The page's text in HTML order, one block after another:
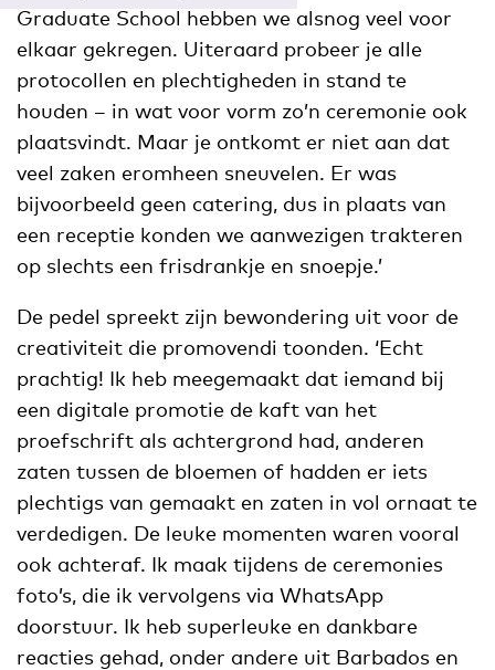
Graduate School hebben we alsnog veel voor
elkaar gekregen. Uiteraard probeer je alle
protocollen en plechtigheden in stand te
houden – in wat voor vorm zo’n ceremonie ook
plaatsvindt. Maar je ontkomt er niet aan dat
veel zaken eromheen sneuvelen. Er was
bijvoorbeeld geen catering, dus in plaats van
een receptie konden we aanwezigen trakteren
op slechts een frisdrankje en snoepje.’
De pedel spreekt zijn bewondering uit voor de
creativiteit die promovendi toonden. ‘Echt
prachtig! Ik heb meegemaakt dat iemand bij
een digitale promotie de kaft van het
proefschrift als achtergrond had, anderen
zaten tussen de bloemen of hadden er iets
plechtigs van gemaakt en zaten in vol ornaat te
verdedigen. De leuke momenten waren vooral
ook achteraf. Ik maak tijdens de ceremonies
foto’s, die ik vervolgens via WhatsApp
doorstuur. Ik heb superleuke en dankbare
reacties gehad, onder andere uit Barbados en